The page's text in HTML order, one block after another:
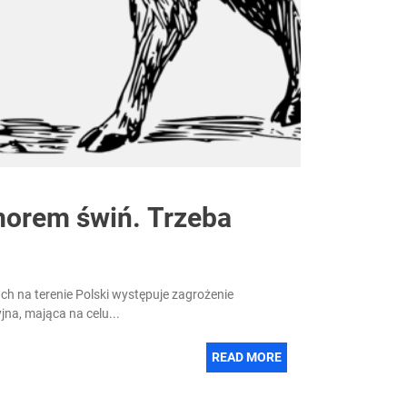
świń. Trzeba
na terenie Polski występuje zagrożenie
mająca na celu...
READ MORE